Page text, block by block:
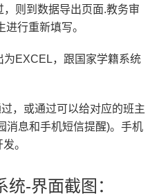
则到数据导出页面.教务审
行重新填写。
为EXCEL，跟国家学籍系统
，或通过可以给对应的班主
消息和手机短信提醒)。手机
。
-界面截图：